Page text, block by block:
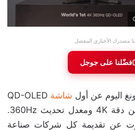
مصدرك الأخباري المفضل
فضّلنا على جوجل
اليوم عن أول شاشة QD-OLED
في العالم تجمع ما بين دقة 4K ومعدل تحديث 360Hz.
عن تقديمة كل شركات صناعة